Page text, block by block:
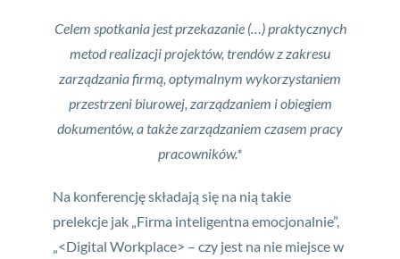
Celem spotkania jest przekazanie (…) praktycznych
metod realizacji projektów, trendów z zakresu
zarządzania firmą, optymalnym wykorzystaniem
przestrzeni biurowej, zarządzaniem i obiegiem
dokumentów, a także zarządzaniem czasem pracy
pracowników.*
Na konferencję składają się na nią takie
prelekcje jak „Firma inteligentna emocjonalnie”,
„<Digital Workplace> – czy jest na nie miejsce w